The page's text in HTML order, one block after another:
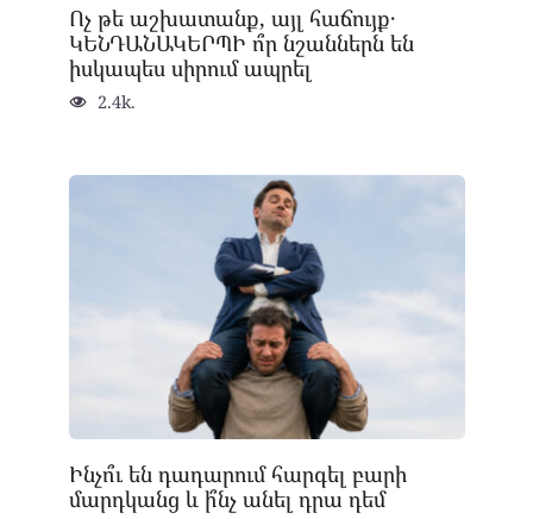
Ոչ թե աշխատանք, այլ հաճույք․
ԿԵՆԴԱՆԱԿԵՐՊԻ ո՞ր նշաններն են
իսկապես սիրում ապրել
2.4k.
Ինչո՞ւ են դադարում հարգել բարի
մարդկանց և ի՞նչ անել դրա դեմ